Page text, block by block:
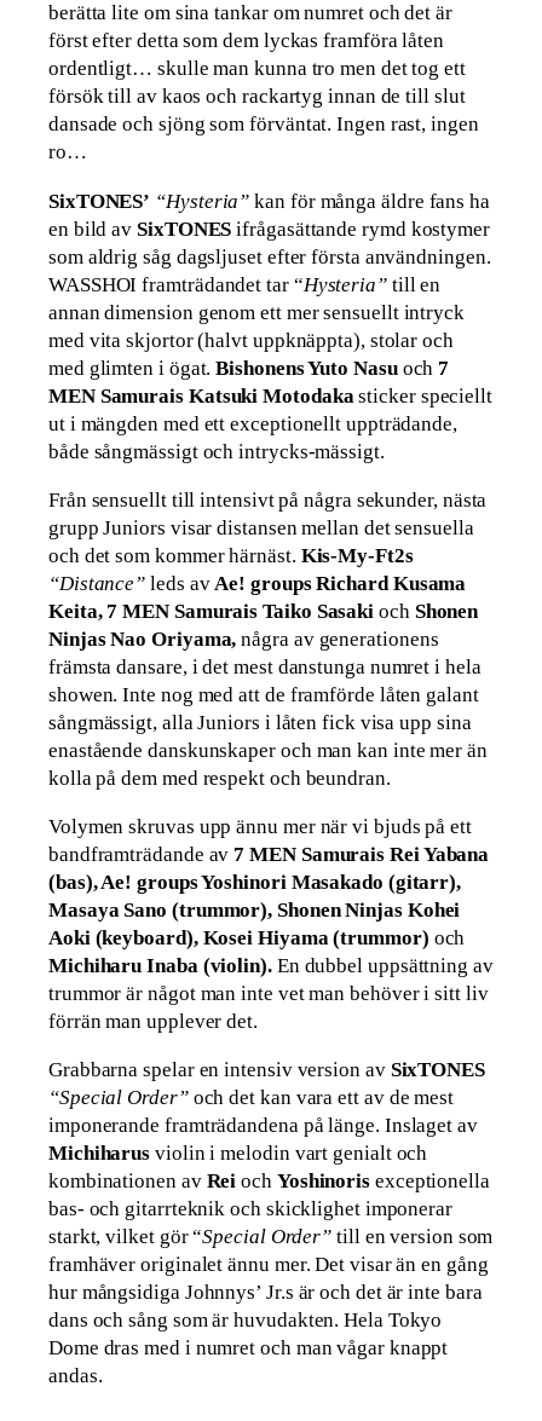
berätta lite om sina tankar om numret och det är
först efter detta som dem lyckas framföra låten
ordentligt… skulle man kunna tro men det tog ett
försök till av kaos och rackartyg innan de till slut
dansade och sjöng som förväntat. Ingen rast, ingen
ro…
SixTONES’ “Hysteria” kan för många äldre fans ha
en bild avSixTONES ifrågasättande rymd kostymer
som aldrig såg dagsljuset efter första användningen.
WASSHOI framträdandet tar “Hysteria” till en
annan dimension genom ett mer sensuellt intryck
med vita skjortor (halvt uppknäppta), stolar och
med glimten i ögat.Bishonens Yuto Nasu och 7
MEN Samurais Katsuki Motodakasticker speciellt
ut i mängden med ett exceptionellt uppträdande,
både sångmässigt och intrycks-mässigt.
Från sensuellt till intensivt på några sekunder, nästa
grupp Juniors visar distansen mellan det sensuella
och det som kommer härnäst. Kis-My-Ft2s
“Distance” leds av Ae! groups Richard Kusama
Keita, 7 MEN Samurais Taiko Sasakioch Shonen
Ninjas Nao Oriyama,några av generationens
främsta dansare, i det mest danstunga numret i hela
showen. Inte nog med att de framförde låten galant
sångmässigt, alla Juniors i låten fick visa upp sina
enastående danskunskaper och man kan inte mer än
kolla på dem med respekt och beundran.
Volymen skruvas upp ännu mer när vi bjuds på ett
bandframträdande av 7 MEN Samurais Rei Yabana
(bas), Ae! groups Yoshinori Masakado (gitarr),
Masaya Sano (trummor), Shonen Ninjas Kohei
Aoki (keyboard), Kosei Hiyama (trummor) och
Michiharu Inaba (violin).En dubbel uppsättning av
trummor är något man inte vet man behöver i sitt liv
förrän man upplever det.
Grabbarna spelar en intensiv version av SixTONES
“Special Order” och det kan vara ett av de mest
imponerande framträdandena på länge. Inslaget av
Michiharus violin i melodin vart genialt och
kombinationen av Rei och Yoshinoris exceptionella
bas- och gitarrteknik och skicklighet imponerar
starkt, vilket gör “Special Order”till en version som
framhäver originalet ännu mer. Det visar än en gång
hur mångsidiga Johnnys’ Jr.s är och det är inte bara
dans och sång som är huvudakten. Hela Tokyo
Dome dras med i numret och man vågar knappt
andas.